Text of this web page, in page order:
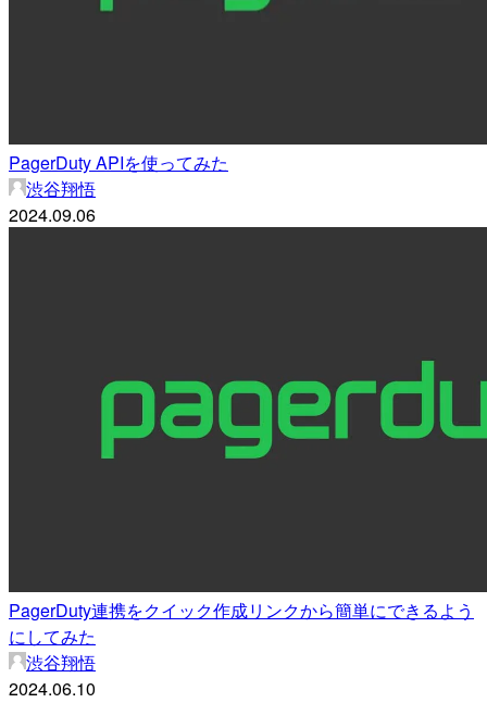
PagerDuty APIを使ってみた
渋谷翔悟
2024.09.06
PagerDuty連携をクイック作成リンクから簡単にできるよう
にしてみた
渋谷翔悟
2024.06.10